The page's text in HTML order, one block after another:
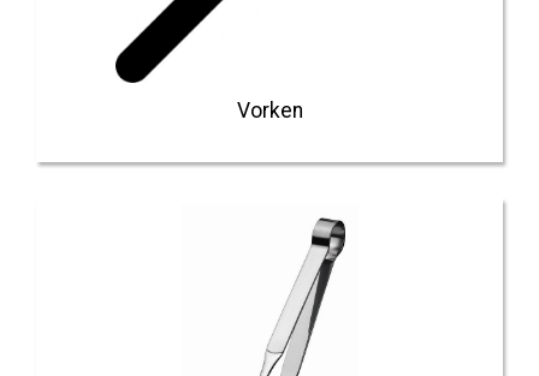
Vorken